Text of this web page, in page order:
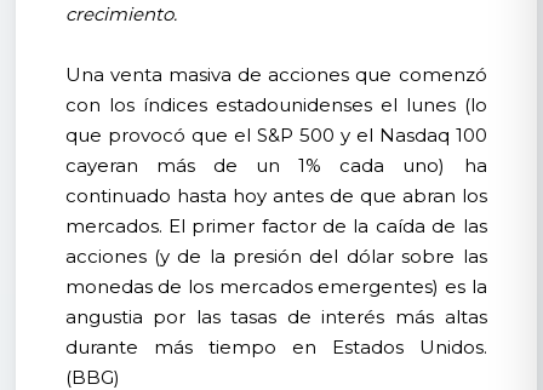
crecimiento.
Una venta masiva de acciones que comenzó
con los índices estadounidenses el lunes (lo
que provocó que el S&P 500 y el Nasdaq 100
cayeran más de un 1% cada uno) ha
continuado hasta hoy antes de que abran los
mercados. El primer factor de la caída de las
acciones (y de la presión del dólar sobre las
monedas de los mercados emergentes) es la
angustia por las tasas de interés más altas
durante más tiempo en Estados Unidos.
(BBG)